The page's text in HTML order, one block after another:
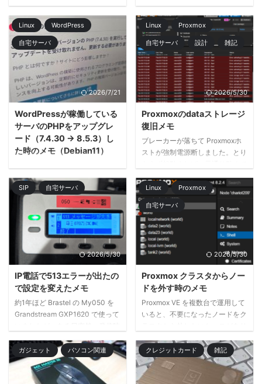
た。キーホルダー感覚で持て ...
た AlmaLinux の仮想マシンを、
Clonezilla を使って Proxmox 上
の仮想マシンへ移行した際に、起
動できずに詰まった話です。 移
行自体は完了したように見えたも
のの、起動時に dracut-initqueue
timeout が出続け、OS が正常起
動しませんでした。最終的には、
Proxmox 側の仮想ディスク接続
方式の違いっぽい感じで、既存デ
ィスクを SATA で再接続する こ
とで復旧できました。 また、切
り分けの過程で、Proxmox の ...
のCTFは楽しかったな」と思い出
したので、せっかくなので参加記
録を残しておこうと思います。
今回は順位を狙うというより、AI
に頼らず、自力でどこまで解ける
かを試してみたい、という気持ち
で参加しました。最近はどうして
うのが当たり前になってきていま
すが、プライベートで参加する
CTFぐらいは「いま自分の頭と手
だけで、どこまで辿り着けるの
Linux WordPress
自宅サーバ
2026/7/21
WordPressが稼働している
サーバのPHPをアップグレ
ード（7.4.30 -> 8.5.3）し
た時のメモ（Debian11）
ッシュボードを開いたところ、次
の警告が表示されていました。
PHPの更新を推奨 このサイトは
古いバージョンのPHP（7.4.30）
を実行しており、セキュリティア
ップデートを受け取れません。更
新する必要があります。 管理画
面上でここまで明確に出ているの
で、後回しにせずアップグレード
対応を進めました。 ⚠ 注意事項
設定内容やプログラムの内容は、
用途・環境に応じて適切なものが
変わります。 各種設定値や環境
れてもよい環境で十分に検証して
ください ...
Linux Proxmox
自宅サーバ 設計 雑記
2026/5/30
Proxmoxのdataストレージ
復旧メモ
ブレーカーが落ちて Proxmoxホ
ストが強制電源断しました。とり
シンを配置しているHDDのディ
スクがマウント出来ない状態に。
「まあ、もっぺん再起動すれば直
せば戻るでしょ」と思って再起動
したんですが、それでも変わら
ず、data ストレージが見えない
状態に。 もちろん仮想マシンを
エラーが出てしまって起動でき
ず。。。 ERROR: activating LV
'data/data' failed: Activation ...
SIP 自宅サーバ
2026/5/30
IP電話で513エラーが出たの
で設定を変えたメモ
約1年ほど Brastel の My050 を
Grandstream GXP1620 で使って
Large） が出るようになりまし
た。調べたところ、特定の SIP ヘ
ッダを無効化することで解決した
Linux Proxmox
自宅サーバ
2026/5/30
Proxmox クラスタからノー
ドを外す時のメモ
Proxmox VE を複数台で運用して
いると、不要になったノードをク
れ替えやテストノードを片付けた
いときです。この記事では
Proxmox VE 8.2.4 を例に、クラ
ガジェット パソコン関連 クレジットカード 雑記